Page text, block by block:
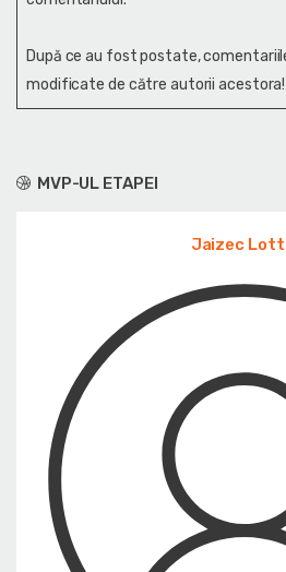
MVP-UL ETAPEI
Jaizec
După ce au fost postate,
modificate de către autorii acestora!